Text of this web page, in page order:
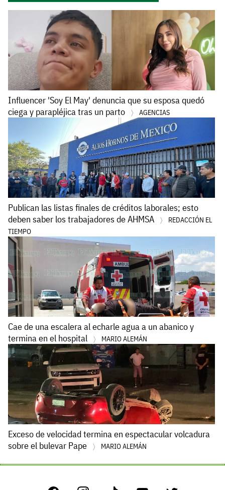
Influencer 'Soy El May' denuncia que su esposa quedó
ciega y parapléjica tras un parto
AGENCIAS
Publican las listas finales de créditos laborales; esto
deben saber los trabajadores de AHMSA
REDACCIÓN EL
TIEMPO
Cae de una escalera al echarle agua a un abanico y
termina en el hospital
MARIO ALEMÁN
Exceso de velocidad termina en espectacular volcadura
sobre el bulevar Pape
MARIO ALEMÁN